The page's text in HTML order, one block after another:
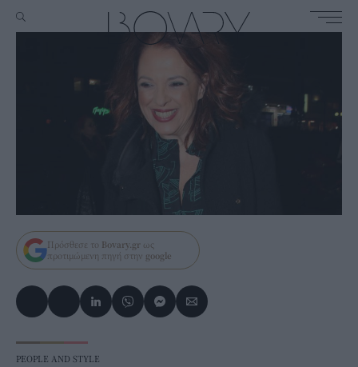
Πρόσθεσε το Bovary.gr ως
προτιμώμενη πηγή στην google
PEOPLE AND STYLE